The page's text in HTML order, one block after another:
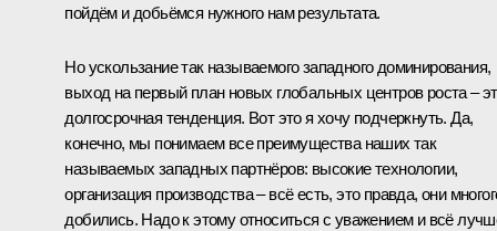
пойдём и добьёмся нужного нам результата.
Но ускользание так называемого западного доминирования,
выход на первый план новых глобальных центров роста –
долгосрочная тенденция. Вот это я хочу подчеркнуть. Да,
конечно, мы понимаем все преимущества наших так
называемых западных партнёров: высокие технологии,
организация производства – всё есть, это правда, они
добились. Надо к этому относиться с уважением и всё